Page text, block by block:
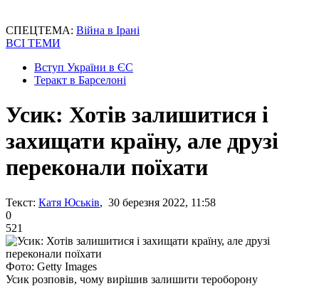
СПЕЦТЕМА: Війна в Ірані
ВСІ ТЕМИ
Вступ України в ЄС
Теракт в Барселоні
Усик: Хотів залишитися і
захищати країну, але друзі
переконали поїхати
Текст: Катя Юськів, 30 березня 2022, 11:58
0
521
Фото: Getty Images
Усик розповів, чому вирішив залишити тероборону